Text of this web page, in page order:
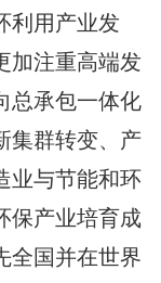
利用产业发
加注重高端发
总承包一体化
集群转变、产
业与节能和环
保产业培育成
全国并在世界